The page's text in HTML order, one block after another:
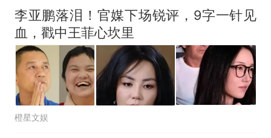
李亚鹏落泪！官媒下场锐评，9字一针见
血，戳中王菲心坎里
橙星文娱